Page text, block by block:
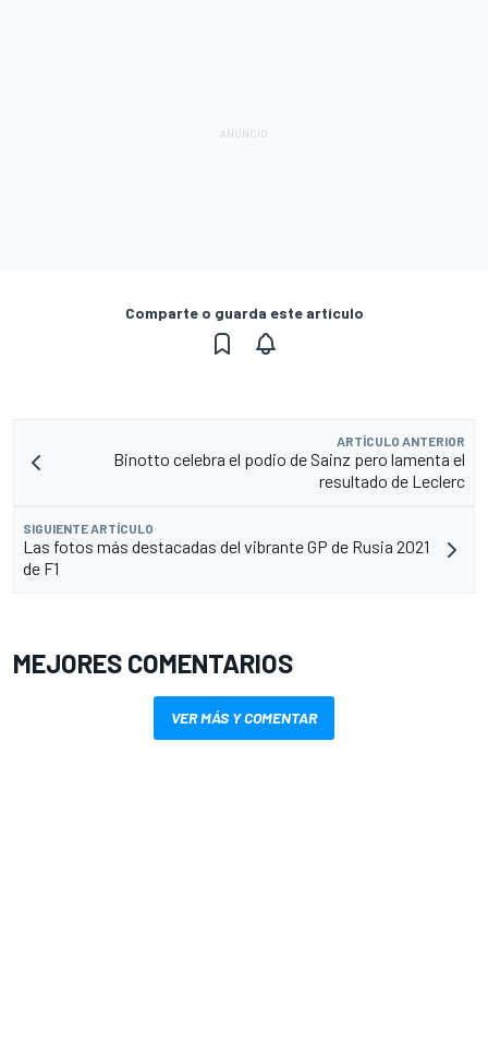
Comparte o guarda este artículo
ARTÍCULO ANTERIOR
Binotto celebra el podio de Sainz pero lamenta el
resultado de Leclerc
SIGUIENTE ARTÍCULO
Las fotos más destacadas del vibrante GP de Rusia 2021
de F1
MEJORES COMENTARIOS
VER MÁS Y COMENTAR